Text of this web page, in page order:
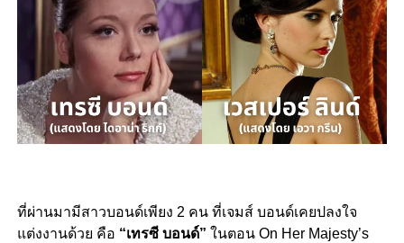
ที่ผ่านมามีสาวบอนด์เพียง 2 คน ที่เจมส์ บอนด์เคยปลงใจ
แต่งงานด้วย คือ “เทรซี บอนด์” ในตอน On Her Majesty’s